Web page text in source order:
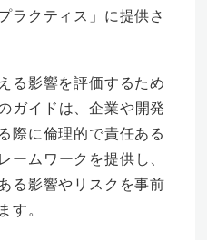
ラクティス」に提供さ
る影響を評価するため
ガイドは、企業や開発
際に倫理的で責任ある
ームワークを提供し、
る影響やリスクを事前
す。